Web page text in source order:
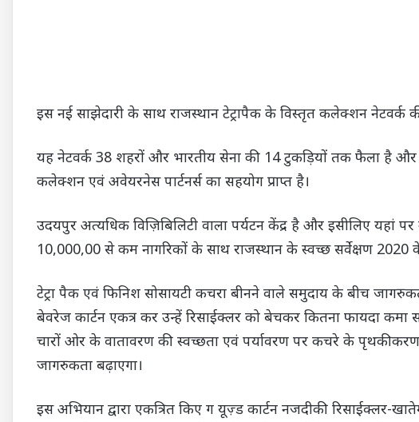
इस नई साझेदारी के साथ राजस्थान टेट्रापैक के विस्तृत कलेक्शन नेटवर्क
यह नेटवर्क 38 शहरों और भारतीय सेना की 14 टुकड़ियों तक फैला है और
कलेक्शन एवं अवेयरनेस पार्टनर्स का सहयोग प्राप्त है।
उदयपुर अत्यधिक विज़िबिलिटी वाला पर्यटन केंद्र है और इसीलिए यहां
10,000,00 से कम नागरिकों के साथ राजस्थान के स्वच्छ सर्वेक्षण
टेट्रा पैक एवं फिनिश सोसायटी कचरा बीनने वाले समुदाय के बीच
बेवरेज कार्टन एकत्र कर उन्हें रिसाईक्लर को बेचकर कितना फायदा
चारों ओर के वातावरण की स्वच्छता एवं पर्यावरण पर कचरे के
जागरुकता बढ़ाएगा।
इस अभियान द्वारा एकत्रित किए ग यूज़्ड कार्टन नजदीकी रिसाईक्लर-